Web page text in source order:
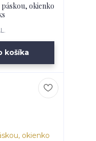
páskou, okienko
košíka